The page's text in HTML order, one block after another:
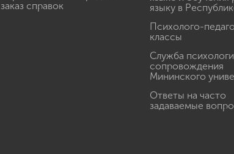
заказ справок
языку в
Психолого-
классы
Служба
сопровождения
Мининского
Ответы на часто
задаваемые